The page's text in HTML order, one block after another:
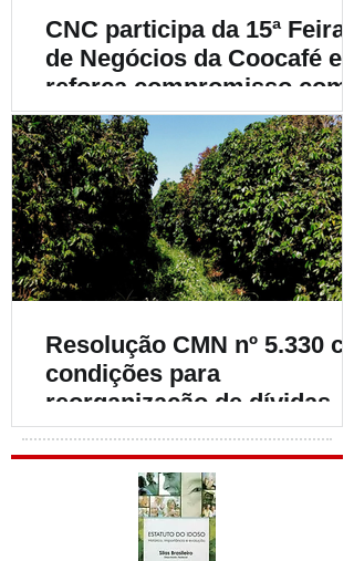
CNC participa da 15ª Feira
de Negócios da Coocafé e
reforça compromisso com
fortalecimento da
cafeicultura
Resolução CMN nº 5.330
condições para
reorganização de dívidas de
cafeicultores